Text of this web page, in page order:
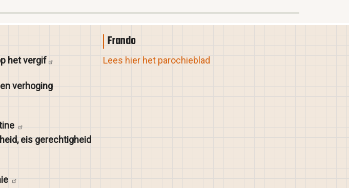
hetvergif
verhoging
eis gerechtigheid
Frando
Lees hier het parochieblad